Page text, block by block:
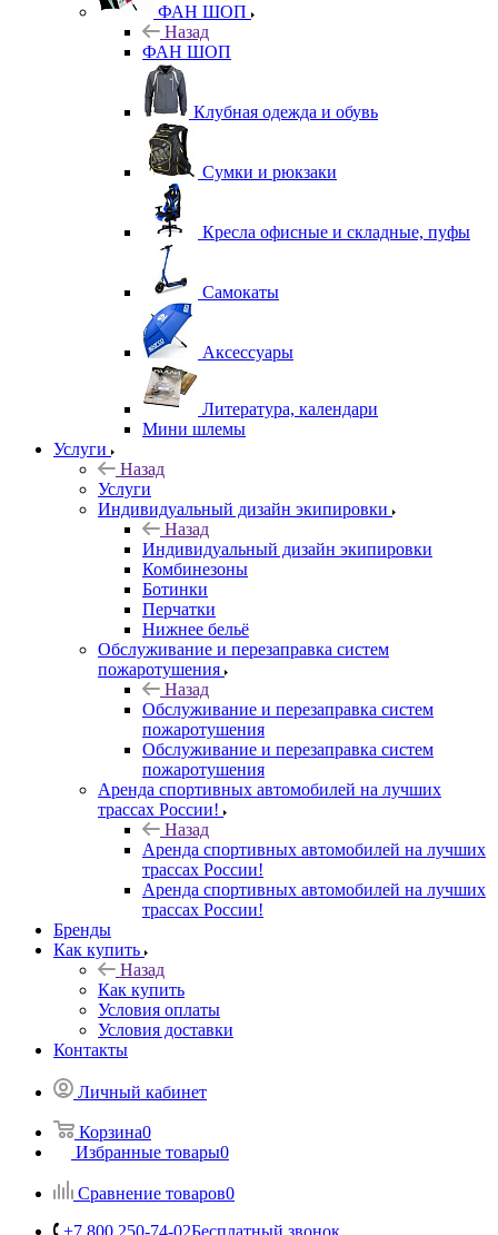
ФАН ШОП
Назад
ФАН ШОП
Клубная одежда и обувь
Сумки и рюкзаки
Кресла офисные и складные, пуфы
Самокаты
Аксессуары
Литература, календари
Мини шлемы
Услуги
Назад
Услуги
Индивидуальный дизайн экипировки
Назад
Индивидуальный дизайн экипировки
Комбинезоны
Ботинки
Перчатки
Нижнее бельё
Обслуживание и перезаправка систем
пожаротушения
Назад
Обслуживание и перезаправка систем
пожаротушения
Обслуживание и перезаправка систем
пожаротушения
Аренда спортивных автомобилей на лучших
трассах России!
Назад
Аренда спортивных автомобилей на лучших
трассах России!
Аренда спортивных автомобилей на лучших
трассах России!
Бренды
Как купить
Назад
Как купить
Условия оплаты
Условия доставки
Контакты
Личный кабинет
Корзина0
Избранные товары0
Сравнение товаров0
+7 800 250-74-02Бесплатный звонок